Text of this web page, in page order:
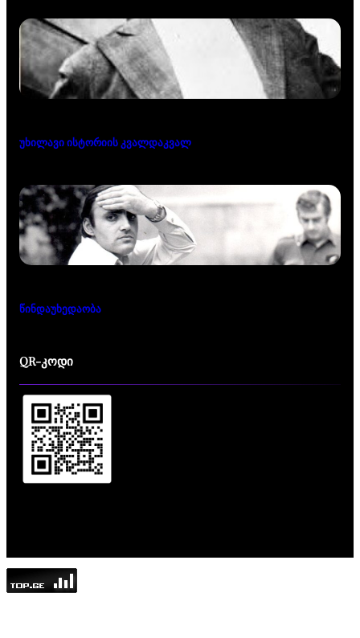
უხილავი ისტორიის კვალდაკვალ
წინდაუხედაობა
QR-კოდი